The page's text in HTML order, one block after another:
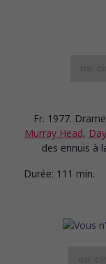
Fr. 1977. Drame
Murray Head,
des ennuis à
Durée: 111 min.